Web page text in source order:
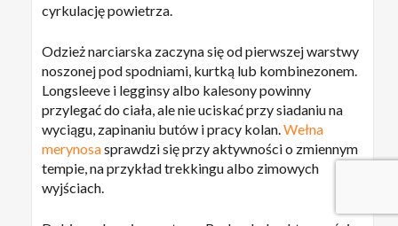
Kwota:
ZOBACZ KOSZYK DO KASY
cyrkulację powietrza.
Odzież narciarska zaczyna się od pierwszej warstwy
noszonej pod spodniami, kurtką lub kombinezonem.
Longsleeve i legginsy albo kalesony powinny
przylegać do ciała, ale nie uciskać przy siadaniu na
wyciągu, zapinaniu butów i pracy kolan.Wełna
merynosasprawdzi się przy aktywności o zmiennym
tempie, na przykład trekkingu albo zimowych
wyjściach.